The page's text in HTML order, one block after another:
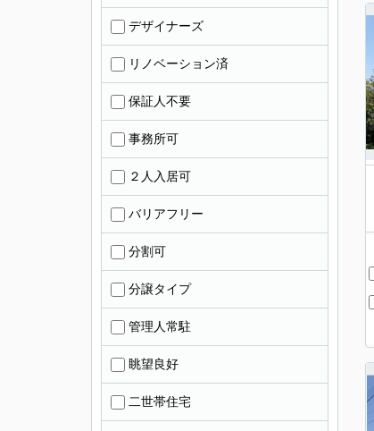
デザイナーズ
リノベーション済
保証人不要
事務所可
２人入居可
バリアフリー
分割可
分譲タイプ
管理人常駐
眺望良好
二世帯住宅